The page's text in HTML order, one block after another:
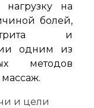
нагрузку на
болей,
и
одним из
методов
и цели